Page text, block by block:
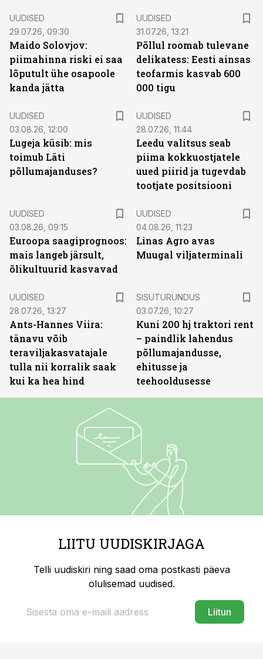
UUDISED
29.07.26, 09:30
Maido Solovjov:
piimahinna riski ei saa
lõputult ühe osapoole
kanda jätta
UUDISED
31.07.26, 13:21
Põllul roomab tulevane
delikatess: Eesti ainsas
teofarmis kasvab 600
000 tigu
UUDISED
03.08.26, 12:00
Lugeja küsib: mis
toimub Läti
põllumajanduses?
UUDISED
28.07.26, 11:44
Leedu valitsus seab
piima kokkuostjatele
uued piirid ja tugevdab
tootjate positsiooni
UUDISED
03.08.26, 09:15
Euroopa saagiprognoos:
mais langeb järsult,
õlikultuurid kasvavad
UUDISED
04.08.26, 11:23
Linas Agro avas
Muugal viljaterminali
UUDISED
28.07.26, 13:27
Ants-Hannes Viira:
tänavu võib
teraviljakasvatajale
tulla nii korralik saak
kui ka hea hind
SISUTURUNDUS
03.07.26, 10:27
Kuni 200 hj traktori rent
– paindlik lahendus
põllumajandusse,
ehitusse ja
teehooldusesse
LIITU UUDISKIRJAGA
Telli uudiskiri ning saad oma postkasti päeva
olulisemad uudised.
Liitun